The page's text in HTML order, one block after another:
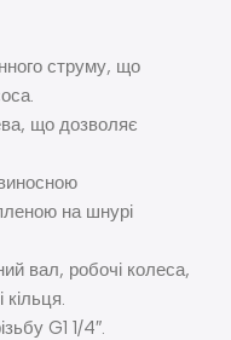
струму, що
що дозволяє
на шнурі
вал, робочі колеса,
G1 1/4″.